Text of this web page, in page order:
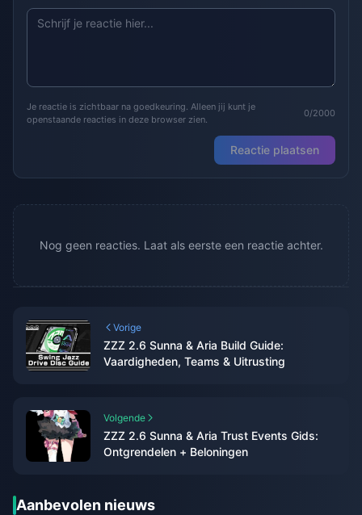
Je reactie is zichtbaar na goedkeuring. Alleen jij kunt je
openstaande reacties in deze browser zien.
0/2000
Reactie plaatsen
Nog geen reacties. Laat als eerste een reactie achter.
Vorige
ZZZ 2.6 Sunna & Aria Build Guide:
Vaardigheden, Teams & Uitrusting
Volgende
ZZZ 2.6 Sunna & Aria Trust Events Gids:
Ontgrendelen + Beloningen
Aanbevolen nieuws